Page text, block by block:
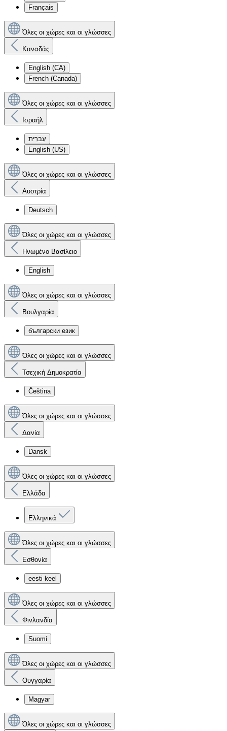
Français
Όλες οι χώρες και οι γλώσσες
Καναδάς
English (CA)
French (Canada)
Όλες οι χώρες και οι γλώσσες
Ισραήλ
עִברִית
English (US)
Όλες οι χώρες και οι γλώσσες
Αυστρία
Deutsch
Όλες οι χώρες και οι γλώσσες
Ηνωμένο Βασίλειο
English
Όλες οι χώρες και οι γλώσσες
Βουλγαρία
български език
Όλες οι χώρες και οι γλώσσες
Τσεχική Δημοκρατία
Čeština
Όλες οι χώρες και οι γλώσσες
Δανία
Dansk
Όλες οι χώρες και οι γλώσσες
Ελλάδα
Ελληνικά
Όλες οι χώρες και οι γλώσσες
Εσθονία
eesti keel
Όλες οι χώρες και οι γλώσσες
Φινλανδία
Suomi
Όλες οι χώρες και οι γλώσσες
Ουγγαρία
Magyar
Όλες οι χώρες και οι γλώσσες